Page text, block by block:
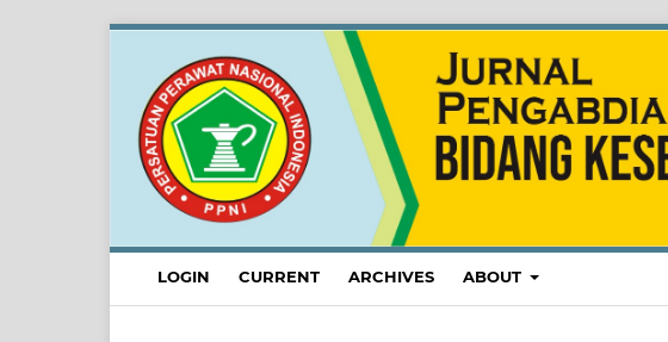
LOGIN CURRENT ARCHIVES ABOUT